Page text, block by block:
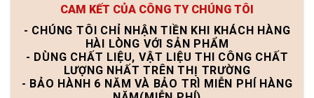
CAM KẾT CỦA CÔNG TY CHÚNG TÔI
- CHÚNG TÔI CHỈ NHẬN TIỀN KHI KHÁCH HÀNG
HÀI LÒNG VỚI SẢN PHẨM
- DÙNG CHẤT LIỆU, VẬT LIỆU THI CÔNG CHẤT
LƯỢNG NHẤT TRÊN THỊ TRƯỜNG
- BẢO HÀNH 6 NĂM VÀ BẢO TRÌ MIỄN PHÍ HÀNG